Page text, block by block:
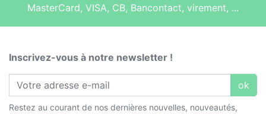
MasterCard, VISA, CB, Bancontact, virement, ...
Inscrivez-vous à notre newsletter !
ok
Restez au courant de nos dernières nouvelles, nouveautés,